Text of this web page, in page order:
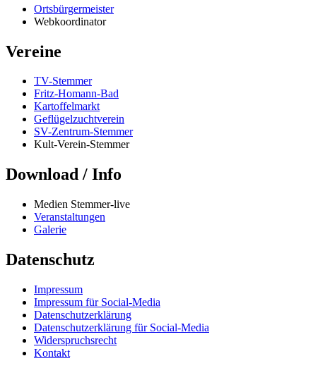
Ortsbürgermeister
Webkoordinator
Vereine
TV-Stemmer
Fritz-Homann-Bad
Kartoffelmarkt
Geflügelzuchtverein
SV-Zentrum-Stemmer
Kult-Verein-Stemmer
Download / Info
Medien Stemmer-live
Veranstaltungen
Galerie
Datenschutz
Impressum
Impressum für Social-Media
Datenschutzerklärung
Datenschutzerklärung für Social-Media
Widerspruchsrecht
Kontakt